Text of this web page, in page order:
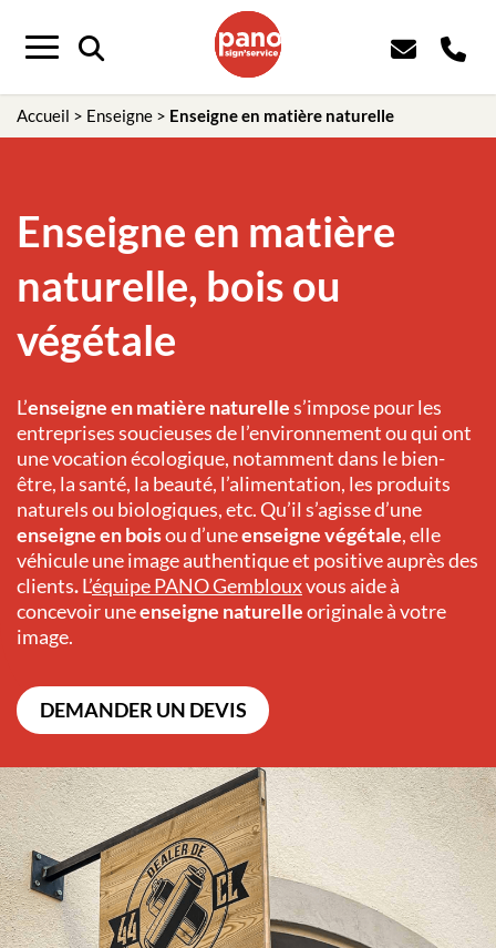
Menu
Accueil > Enseigne > Enseigne en matière naturelle
Enseigne en matière
naturelle, bois ou
végétale
L’enseigne en matière naturelles’impose pour les
entreprises soucieuses de l’environnement ou qui ont
une vocation écologique, notamment dans le bien-
être, la santé, la beauté, l’alimentation, les produits
naturels ou biologiques, etc. Qu’il s’agisse d’une
enseigne en boisou d’uneenseigne végétale, elle
véhicule une image authentique et positive auprès des
clients.L’équipePANOGemblouxvous aide à
concevoir uneenseigne naturelleoriginale à votre
image.
DEMANDER UN DEVIS
Panneau de gestion des cookies